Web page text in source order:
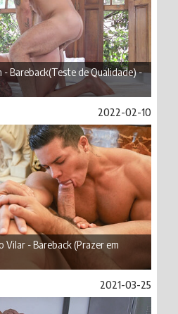
- Bareback(Teste de Qualidade) -
2022-02-10
Vilar - Bareback (Prazer em
2021-03-25